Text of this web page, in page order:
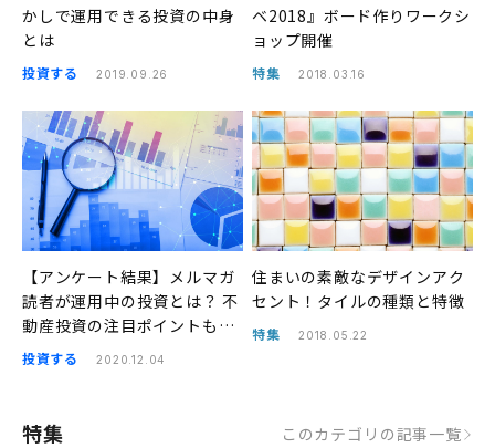
かしで運用できる投資の中身
とは
投資する 2019.09.26
ベ2018』ボード作りワークシ
ョップ開催
特集 2018.03.16
【アンケート結果】メルマガ
読者が運用中の投資とは？ 不
動産投資の注目ポイントも紹
介
投資する 2020.12.04
住まいの素敵なデザインアク
セント！タイルの種類と特徴
特集 2018.05.22
特集 このカテゴリの記事一覧